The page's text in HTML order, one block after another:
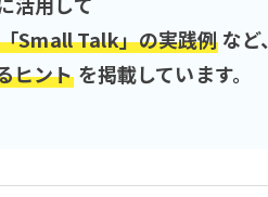
「Small Talk」の実践例など、
ヒントを掲載しています。